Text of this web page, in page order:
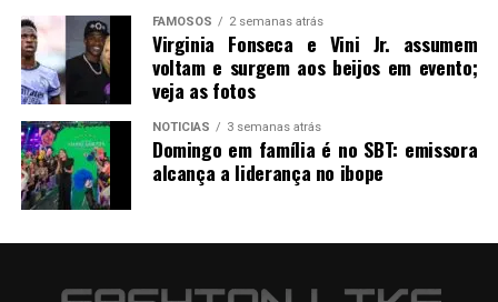
FAMOSOS 2 semanas atrás
Virginia Fonseca e Vini Jr. assumem
voltam e surgem aos beijos em evento;
veja as fotos
NOTICIAS 3 semanas atrás
Domingo em família é no SBT: emissora
alcança a liderança no ibope